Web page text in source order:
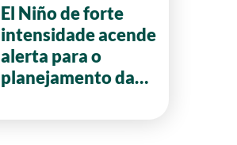
El Niño de forte
intensidade acende
alerta para o
planejamento da